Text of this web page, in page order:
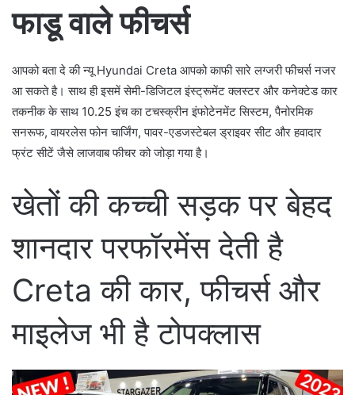
फाडू वाले फीचर्स
आपको बता दे की न्यू Hyundai Creta आपको काफी सारे लग्जरी फीचर्स नजर
आ सकते है। साथ ही इसमें सेमी-डिजिटल इंस्ट्रूमेंट क्लस्टर और कनेक्टेड कार
तकनीक के साथ 10.25 इंच का टचस्क्रीन इंफोटेनमेंट सिस्टम, पैनोरमिक
सनरूफ, वायरलेस फोन चार्जिंग, पावर-एडजस्टेबल ड्राइवर सीट और हवादार
फ्रंट सीटें जैसे लाजवाब फीचर को जोड़ा गया है।
खेतों की कच्ची सड़क पर बेहद
शानदार परफॉरमेंस देती है
Creta की कार, फीचर्स और
माइलेज भी है टोपक्लास